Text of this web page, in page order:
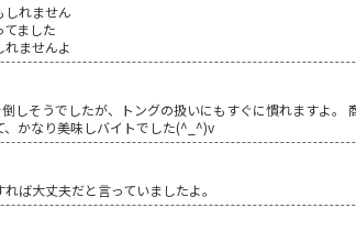
しれません
ました
ませんよ
しそうでしたが、トングの扱いにもすぐに慣れますよ。
かなり美味しバイトでした(^_^)v
ば大丈夫だと言っていましたよ。